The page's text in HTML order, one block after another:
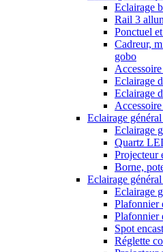
Eclairage
Rail 3
Ponctuel
Cadreur,
gobo
Eclairage
Eclairage
Eclairage
Eclairage
Quartz
Projecteur
Borne,
Eclairage
Eclairage
Plafonnier
Plafonnier
Spot
Réglette